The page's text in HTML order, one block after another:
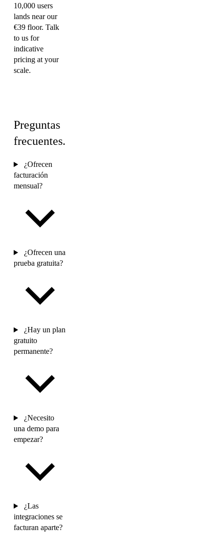
10,000 users
lands near our
€39 floor. Talk
to us for
indicative
pricing at your
scale.
Preguntas
frecuentes.
¿Ofrecen
facturación
mensual?
¿Ofrecen una
prueba gratuita?
¿Hay un plan
gratuito
permanente?
¿Necesito
una demo para
empezar?
¿Las
integraciones se
facturan aparte?